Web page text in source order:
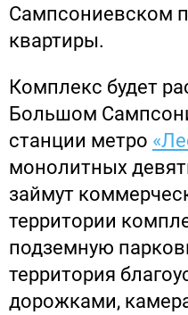
Сампсониевском
квартиры.
Комплекс будет
Большом
станции метро
монолитных
займут
территории
подземную
территория
дорожками,